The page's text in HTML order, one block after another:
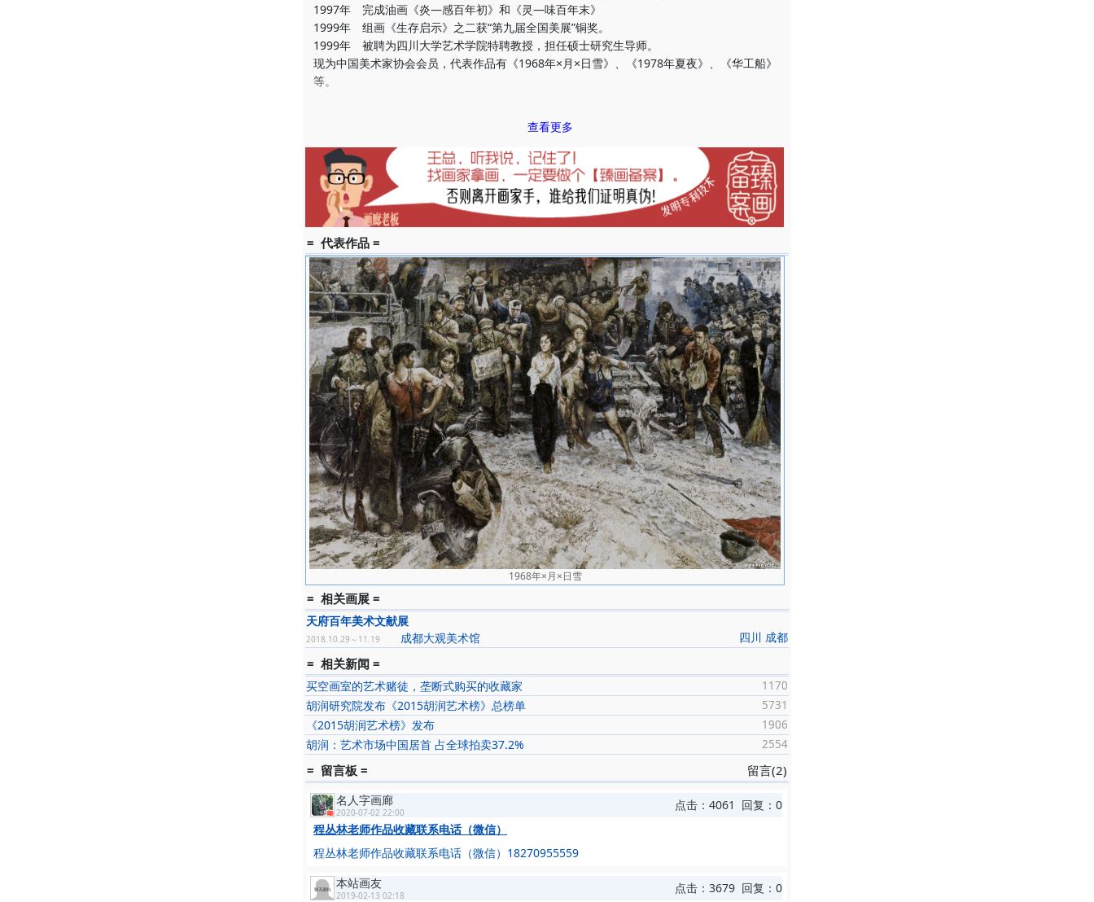
1997年 完成油画《炎—感百年初》和《灵—味百年末》
1999年 组画《生存启示》之二获“第九届全国美展”铜奖。
1999年 被聘为四川大学艺术学院特聘教授，担任硕士研究生导师。
现为中国美术家协会会员，代表作品有《1968年×月×日雪》、《1978年夏夜》、《华工船》
等。
作品多次参加全国美展，1979年建国三十周年全国美展、1984年第六届全国美展、1987年首
届中国油画展、1992年程丛林画展、1994年第二届中国油画展、1997年程丛林油画展、
1997年中国艺术大展、1998年中国五千年艺术展。
获奖情况
建国三十周年全国美展二等奖、首届中国油画展优秀作品奖、第三届中国油画精品展优秀作品
奖、中国艺术大展铜奖第五届全国美术展览二等奖。
作品收藏
作品多为中国美术馆及香港冯平山博物馆、台湾山艺术馆等海外艺术机构及私人收藏。
出版画册
有：《中国当代艺术选集-程丛林专集》《名家精品-程丛林历史画》、《名家画稿-程丛林手
稿》、《名家精品-程丛林油画风景 》。
作品介绍
程丛林以朴实无华的艺术手法，描绘生活在大凉山彝民的生活片断。画幅中央一位彝族女子坐
在柴堆上，微垂着头，双手紧握，似乎拾木柴之后，感觉到疲累，坐下来休息的片刻，用色凝
重、单纯、强调画面深沉的色调感，使得人物形象的心理层面和视觉的效果强烈。程丛林的油
画艺术倾向是严肃、庄重和崇高，构图完整、人物造型整体概括并着意追求深厚。
代表作品
作品《1968 年×月×日雪》获第五届全国美术展览二等奖，作品有《1978年夏夜》、《1884
年，中国沿海口岸》、《华工船》、《送葬和迎亲的人们》、《阿米子和牛》、《一公一
母》、《白山﹒色山》等。《坐妇》、《走道上的马》、《钟楼夕照》、《 寨子里》、《寨
子》、《寨门》、《扎什佗布寺》、《 云与水》、《云》、《 院门口》、《远望山寨》、
《与佛同在》、《迎亲的人们NO.3、8、12、15》 、《迎亲的人们NO.11》、 《迎亲的人们
NO.9》 、《迎亲的人们NO.4》 、《迎亲的人们NO.2》 、《阴天》、《彝院》 、《彝人的
房子》
查看更多
= 代表作品 =
1968年×月×日雪
= 相关画展 =
天府百年美术文献展
四川 成都
2018.10.29～11.19 成都大观美术馆
= 相关新闻 =
1170
买空画室的艺术赌徒，垄断式购买的收藏家
5731
胡润研究院发布《2015胡润艺术榜》总榜单
1906
《2015胡润艺术榜》发布
2554
胡润：艺术市场中国居首 占全球拍卖37.2%
留言(2)
= 留言板 =
名人字画廊
2020-07-02 22:00
点击：4061 回复：0
程丛林老师作品收藏联系电话（微信）
程丛林老师作品收藏联系电话（微信）18270955559
本站画友
2019-02-13 02:18
点击：3679 回复：0